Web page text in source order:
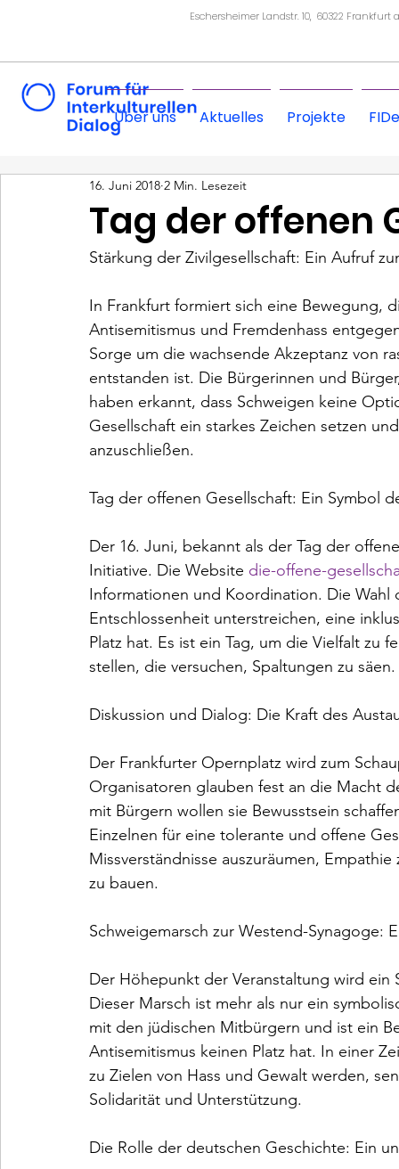
Eschersheimer Landstr. 10, 60322 Frankfurt
Über uns Aktuelles Projekte
Tag der offenen
16. Juni 2018 2 Min. Lesezeit
Stärkung der Zivilgesellschaft: Ein Aufruf
In Frankfurt formiert sich eine Bewegung,
Antisemitismus und Fremdenhass
Sorge um die wachsende Akzeptanz von
entstanden ist. Die Bürgerinnen und
haben erkannt, dass Schweigen keine
Gesellschaft ein starkes Zeichen setzen
anzuschließen.
Tag der offenen Gesellschaft: Ein Symbol
Der 16. Juni, bekannt als der Tag der
Initiative. Die Website die-offene-
Informationen und Koordination. Die
Entschlossenheit unterstreichen, eine
Platz hat. Es ist ein Tag, um die Vielfalt zu
stellen, die versuchen, Spaltungen zu säen.
Diskussion und Dialog: Die Kraft des
Der Frankfurter Opernplatz wird zum
Organisatoren glauben fest an die Macht
mit Bürgern wollen sie Bewusstsein
Einzelnen für eine tolerante und offene
Missverständnisse auszuräumen,
zu bauen.
Schweigemarsch zur Westend-Synagoge:
Der Höhepunkt der Veranstaltung wird
Dieser Marsch ist mehr als nur ein
mit den jüdischen Mitbürgern und ist ein
Antisemitismus keinen Platz hat. In einer
zu Zielen von Hass und Gewalt werden,
Solidarität und Unterstützung.
Die Rolle der deutschen Geschichte: Ein